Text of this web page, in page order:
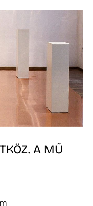
A MŰ